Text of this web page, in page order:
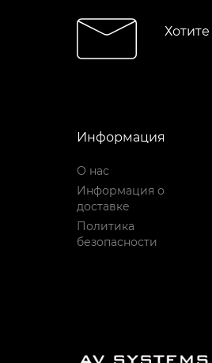
Информация
О нас
Информация о
доставке
Политика
безопасности